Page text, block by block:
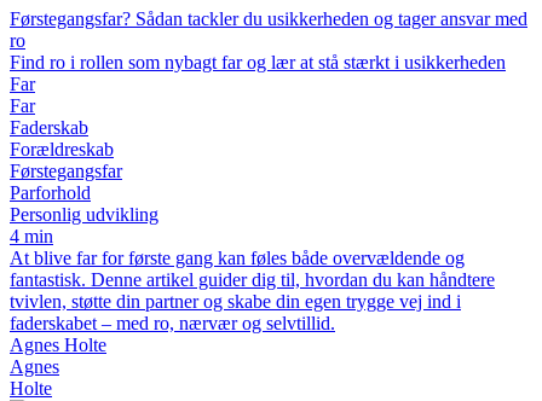
Førstegangsfar? Sådan tackler du usikkerheden og tager ansvar med
ro
Find ro i rollen som nybagt far og lær at stå stærkt i usikkerheden
Far
Far
Faderskab
Forældreskab
Førstegangsfar
Parforhold
Personlig udvikling
4 min
At blive far for første gang kan føles både overvældende og
fantastisk. Denne artikel guider dig til, hvordan du kan håndtere
tvivlen, støtte din partner og skabe din egen trygge vej ind i
faderskabet – med ro, nærvær og selvtillid.
Agnes Holte
Agnes
Holte